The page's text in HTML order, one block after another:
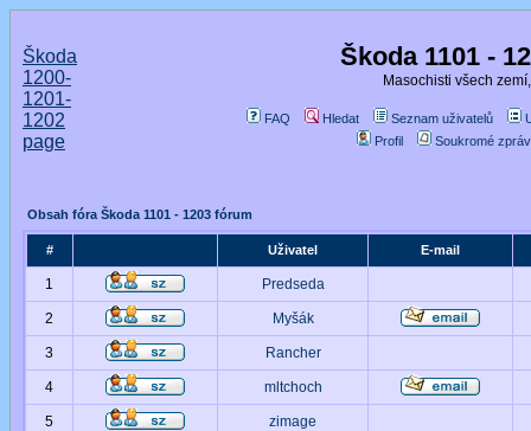
Škoda
1200-
1201-
1202
page
Škoda 1101 -
Masochisti všech
FAQ Hledat Seznam uživatelů
Profil
Soukromé
Obsah fóra Škoda 1101 - 1203 fórum
# Uživatel E-mail
1 Predseda
2 Myšák
3 Rancher
4 mltchoch
5 zimage